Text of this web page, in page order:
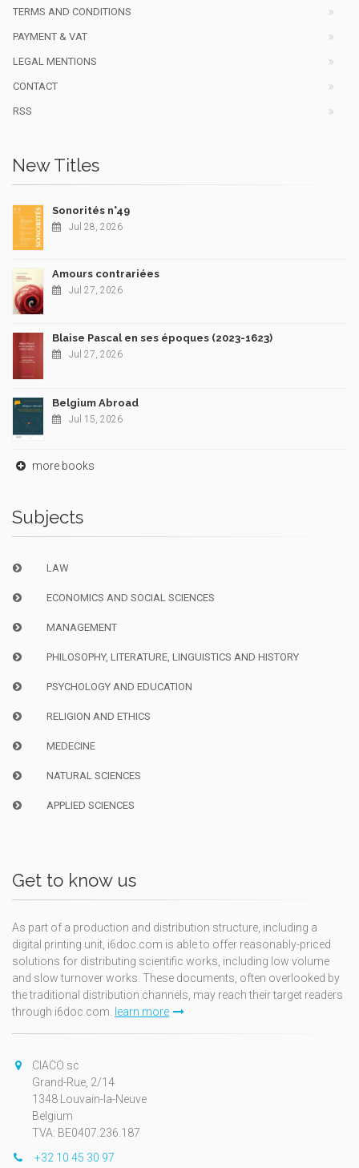
TERMS AND CONDITIONS
PAYMENT & VAT
LEGAL MENTIONS
CONTACT
RSS
New Titles
Sonorités n°49
Jul 28, 2026
Amours contrariées
Jul 27, 2026
Blaise Pascal en ses époques (2023-1623)
Jul 27, 2026
Belgium Abroad
Jul 15, 2026
more books
Subjects
LAW
ECONOMICS AND SOCIAL SCIENCES
MANAGEMENT
PHILOSOPHY, LITERATURE, LINGUISTICS AND HISTORY
PSYCHOLOGY AND EDUCATION
RELIGION AND ETHICS
MEDECINE
NATURAL SCIENCES
APPLIED SCIENCES
Get to know us
As part of a production and distribution structure, including a
digital printing unit, i6doc.com is able to offer reasonably-priced
solutions for distributing scientific works, including low volume
and slow turnover works. These documents, often overlooked by
the traditional distribution channels, may reach their target readers
through i6doc.com.
learn more
CIACO sc
Grand-Rue, 2/14
1348 Louvain-la-Neuve
Belgium
TVA: BE0407.236.187
+32 10 45 30 97